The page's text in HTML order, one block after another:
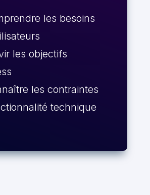
les besoins
les objectifs
les contraintes
technique